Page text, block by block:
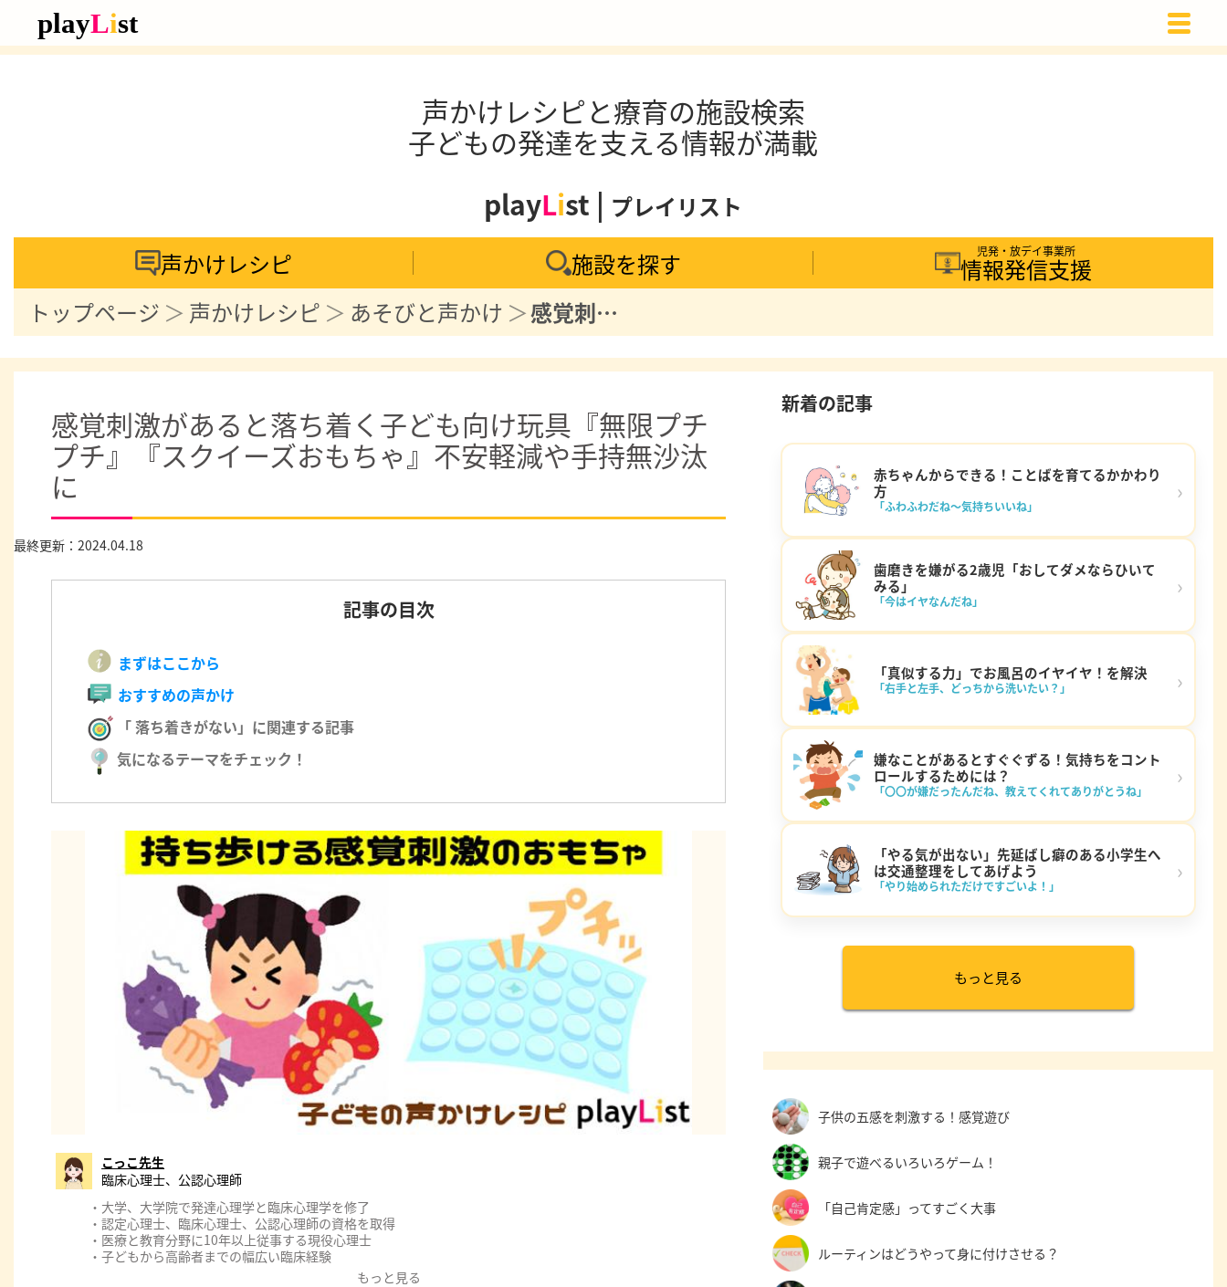
声かけレシピと療育の施設検索
子どもの発達を支える情報が満載
playList | プレイリスト
声かけレシピ
施設を探す 児発・放デイ事業所
情報発信支援
トップページ
声かけレシピ あそびと声かけ 感覚刺激があると落ち着く子ども向け玩具『無限プチプチ』『スクイーズおもちゃ』不安軽減や手持無沙汰に
感覚刺激があると落ち着く子ども向け玩具『無限プチ
プチ』『スクイーズおもちゃ』不安軽減や手持無沙汰
に
最終更新：2024.04.18
記事の目次
まずはここから
おすすめの声かけ
「 落ち着きがない」に関連する記事
気になるテーマをチェック！
こっこ先生
臨床心理士、公認心理師
・大学、大学院で発達心理学と臨床心理学を修了
・認定心理士、臨床心理士、公認心理師の資格を取得
・医療と教育分野に10年以上従事する現役心理士
・子どもから高齢者までの幅広い臨床経験
・厚生労働省認可のもと公認心理師実習指導者として後進に育成にあたる
もっと見る
新着の記事
赤ちゃんからできる！ことばを育てるかかわり
方
「ふわふわだね～気持ちいいね」
›
歯磨きを嫌がる2歳児「おしてダメならひいて
みる」
「今はイヤなんだね」
›
「真似する力」でお風呂のイヤイヤ！を解決
「右手と左手、どっちから洗いたい？」 ›
嫌なことがあるとすぐぐずる！気持ちをコント
ロールするためには？
「〇〇が嫌だったんだね、教えてくれてありがとうね」
›
「やる気が出ない」先延ばし癖のある小学生へ
は交通整理をしてあげよう
「やり始められただけですごいよ！」
›
もっと見る
子供の五感を刺激する！感覚遊び
親子で遊べるいろいろゲーム！
「自己肯定感」ってすごく大事
ルーティンはどうやって身に付けさせる？